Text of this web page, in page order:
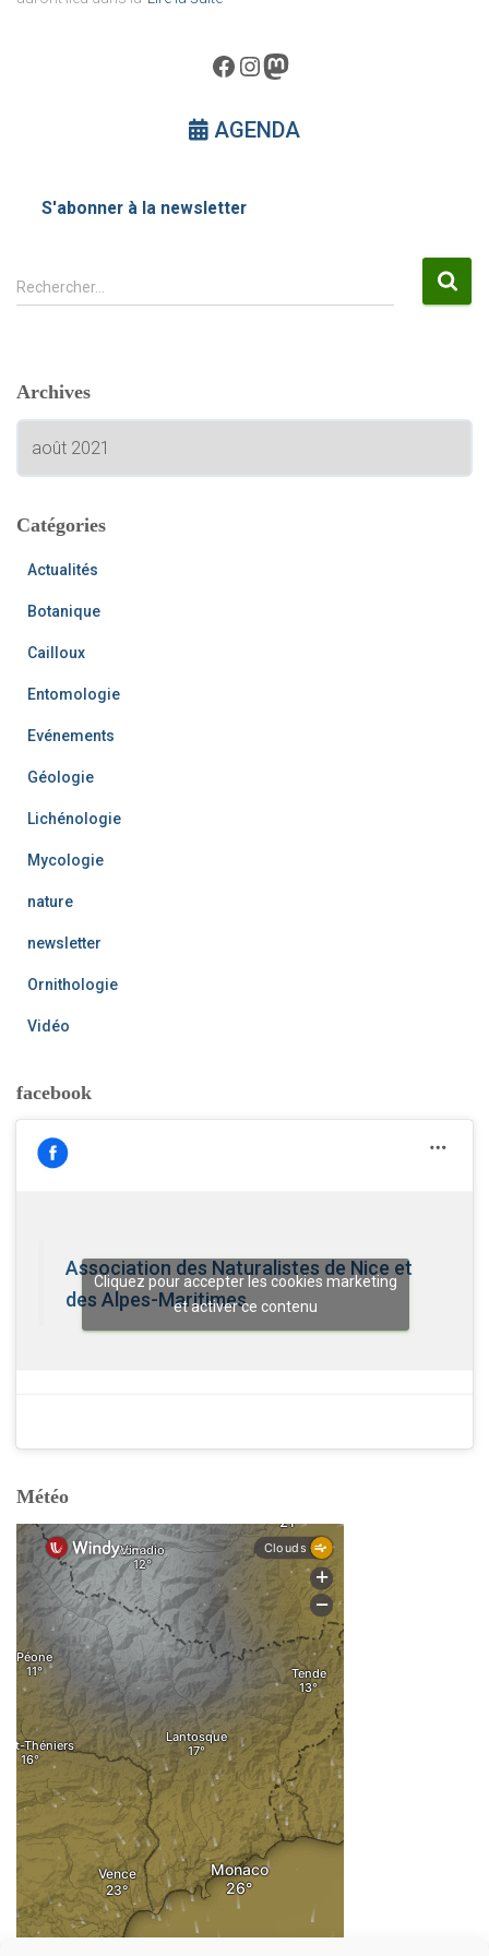
Facebook InstagramMastodon
AGENDA
S'abonner à la newsletter
R
e
r
c
:
Rechercher…
Archives
c
iCatégories
Actualités
Botanique
Cailloux
Entomologie
Evénements
Géologie
Lichénologie
Mycologie
nature
newsletter
Ornithologie
Vidéo
facebook
Association des Naturalistes de Nice et
des Alpes-Maritimes
Cliquez pour accepter les cookies marketing
et activer ce contenu
Météo